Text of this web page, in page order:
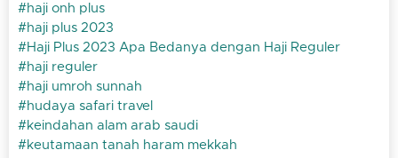
haji onh plus
haji plus 2023
Haji Plus 2023 Apa Bedanya dengan Haji Reguler
haji reguler
haji umroh sunnah
hudaya safari travel
keindahan alam arab saudi
keutamaan tanah haram mekkah